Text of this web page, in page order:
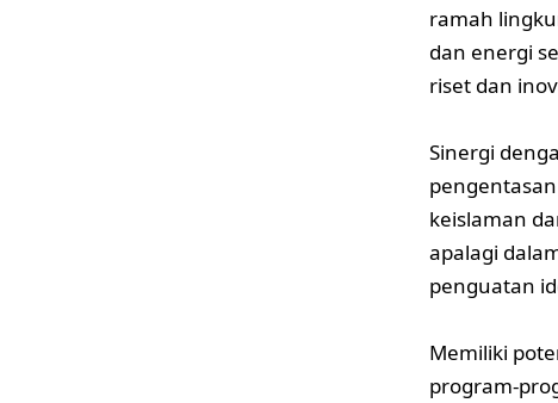
ramah
dan energi
riset dan
Sinergi
keislaman
apalagi
penguatan
Memiliki
program-